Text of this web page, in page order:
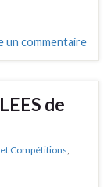
un commentaire
de
Compétitions